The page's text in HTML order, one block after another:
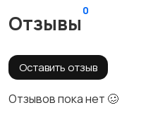
Отзывы
0
Оставить отзыв
Отзывов пока нет 🥴